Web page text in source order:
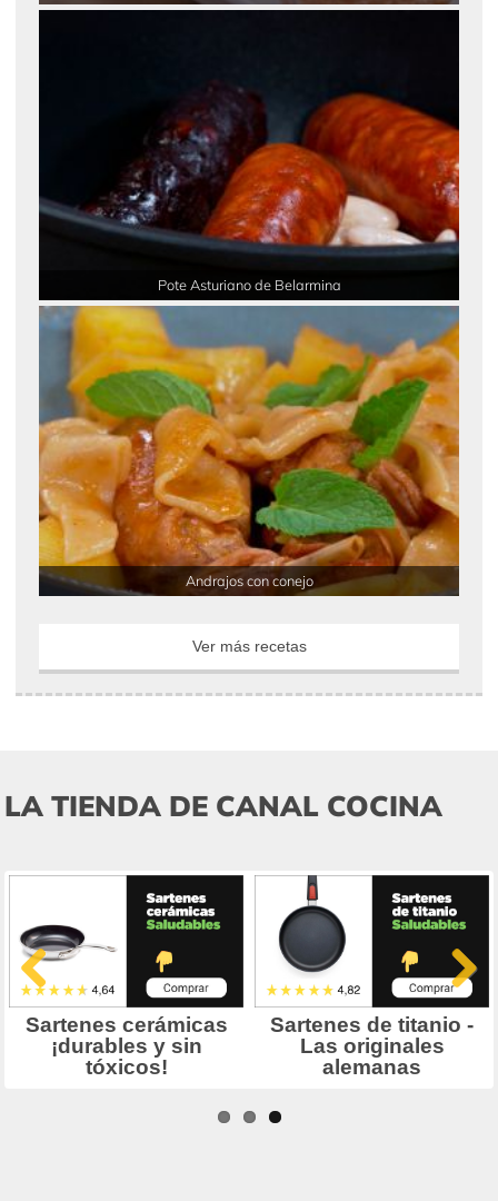
Pote Asturiano de Belarmina
Andrajos con conejo
Ver más recetas
LA TIENDA DE CANAL COCINA